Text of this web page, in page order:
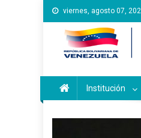
Saltar
al
contenido
viernes, agosto 07,
Instituto
Inces
Institución